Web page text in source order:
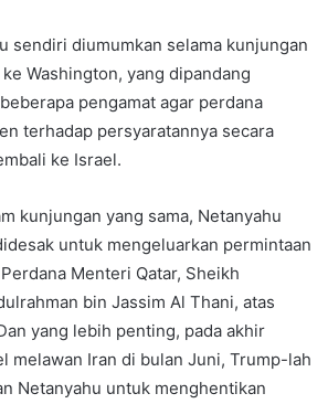
sendiri diumumkan selama kunjungan
Washington, yang dipandang
pengamat agar perdana
terhadap persyaratannya secara
ke Israel.
kunjungan yang sama, Netanyahu
untuk mengeluarkan permintaan
Menteri Qatar, Sheikh
bin Jassim Al Thani, atas
yang lebih penting, pada akhir
melawan Iran di bulan Juni, Trump-lah
Netanyahu untuk menghentikan